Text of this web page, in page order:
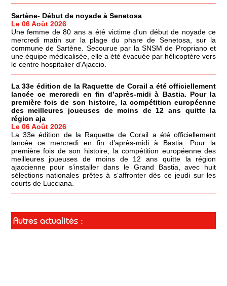
Sartène- Début de noyade à Senetosa
Le 06 Août 2026
Une femme de 80 ans a été victime d'un début de noyade ce
mercredi matin sur la plage du phare de Senetosa, sur la
commune de Sartène. Secourue par la SNSM de Propriano et
une équipe médicalisée, elle a été évacuée par hélicoptère vers
le centre hospitalier d'Ajaccio.
La 33e édition de la Raquette de Corail a été officiellement
lancée ce mercredi en fin d’après-midi à Bastia. Pour la
première fois de son histoire, la compétition européenne
des meilleures joueuses de moins de 12 ans quitte la
région aja
Le 06 Août 2026
La 33e édition de la Raquette de Corail a été officiellement
lancée ce mercredi en fin d’après-midi à Bastia. Pour la
première fois de son histoire, la compétition européenne des
meilleures joueuses de moins de 12 ans quitte la région
ajaccienne pour s’installer dans le Grand Bastia, avec huit
sélections nationales prêtes à s’affronter dès ce jeudi sur les
courts de Lucciana.
Autres actualités :